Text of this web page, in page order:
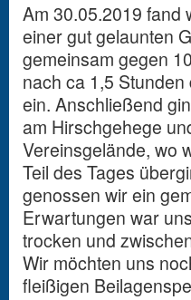
Am 30.05.2019 fand
einer gut gelaunten
gemeinsam gegen
nach ca 1,5
ein. Anschließend
am Hirschgehege
Vereinsgelände, wo
Teil des Tages
genossen wir ein
Erwartungen war
trocken und
Wir möchten uns
fleißigen